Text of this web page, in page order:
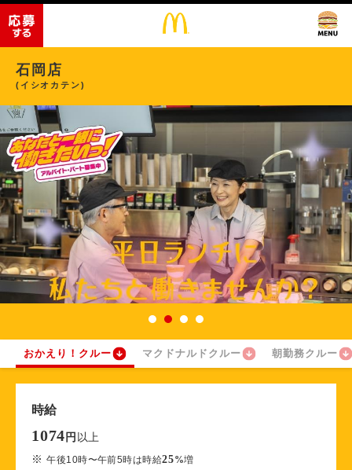
石岡店
(イシオカテン)
おかえり！クルー マクドナルドクルー 朝勤務クルー
時給
1074 円 以上
※午後10時〜午前5時は時給25%増